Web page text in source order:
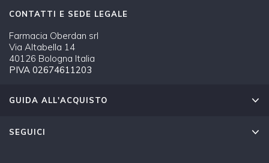
CONTATTI E SEDE LEGALE
Farmacia Oberdan srl
Via Altabella 14
40126 Bologna Italia
PIVA 02674611203
GUIDA ALL'ACQUISTO
SEGUICI